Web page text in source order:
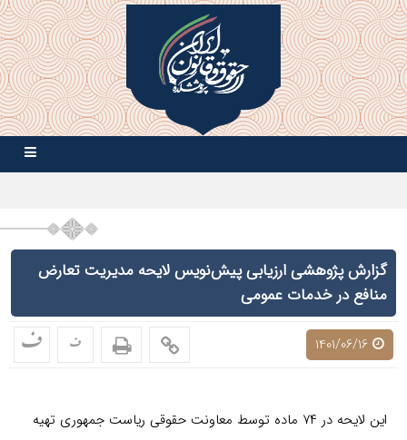
گزارش پژوهشی ارزیابی پیش‌نویس لایحه مدیریت تعارض
منافع در خدمات عمومی
ف ف
این لایحه در ۷۴ ماده توسط معاونت حقوقی ریاست جمهوری تهیه